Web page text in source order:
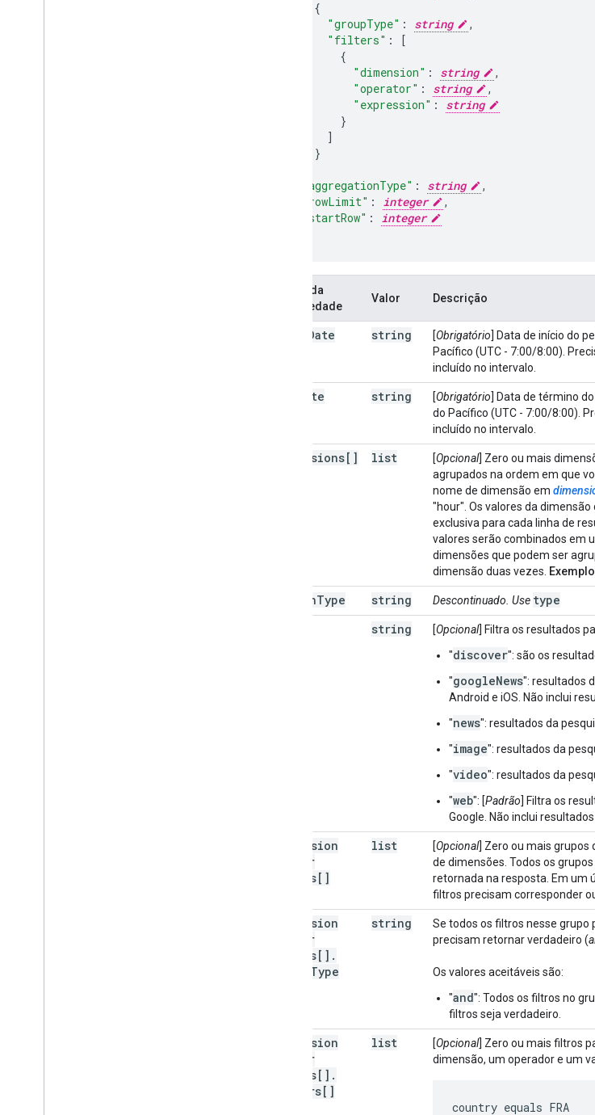
"groupType" : string
,
"filters" :
[
"dimension" : string
,
"operator" : string
,
"expression" :
string
]
"aggregationType" : string
,
"rowLimit" : integer
,
"startRow" :
integer
Nome da
propriedade
Valor Descrição
Date string [Obrigatório] Data de início do
Pacífico (UTC - 7:00/8:00) .
incluído no intervalo.
Date string [Obrigatório] Data de término
do Pacífico (UTC - 7:00/8:00).
incluído no intervalo.
dimensions[] list [Opcional] Zero ou mais
agrupados na ordem em que
nome de dimensão em
"hour". Os valores da
exclusiva para cada linha de
valores serão combinados em
dimensões que podem ser
dimensão duas vezes. Exemplo
searchType string Descontinuado. Use type
string [Opcional] Filtra os resultados
"discover": são os
"googleNews": resultados
Android e iOS. Não inclui
"news": resultados da
"image": resultados da
"video": resultados da
"web": [Padrão] Filtra os
Google. Não inclui
dimension
Filter
Groups[]
list [Opcional] Zero ou mais grupos
de dimensões. Todos os
retornada na resposta. Em um
filtros precisam corresponder
dimension
Filter
Groups[] .
Type
string
Se todos os filtros nesse
precisam retornar verdadeiro (
Os valores aceitáveis são:
"and": Todos os filtros no
filtros seja verdadeiro.
dimension
Filter
Groups[] .
filters[]
list [Opcional] Zero ou mais filtros
dimensão, um operador e um
country equals FRA